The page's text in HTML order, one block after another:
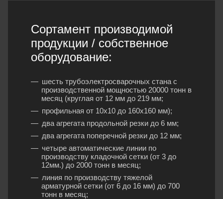
Сортамент производимой
продукции / собственное
оборудование:
шесть трубоэлектросварочных стана с
производственной мощностью 20000 тонн в
месяц (круглая от 12 мм до 219 мм;
профильная от 10х10 до 160х160 мм);
два агрегата продольной резки до 6 мм;
два агрегата поперечной резки до 12 мм;
четыре автоматические линии по
производству кладочной сетки (от 3 до
12мм.) до 2000 тонн в месяц;
линия по производству тяжелой
арматурной сетки (от 6 до 16 мм) до 700
тонн в месяц;